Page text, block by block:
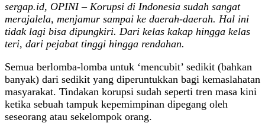
sergap.id, OPINI – Korupsi di Indonesia sudah sangat
merajalela, menjamur sampai ke daerah-daerah. Hal ini
tidak lagi bisa dipungkiri. Dari kelas kakap hingga kelas
teri, dari pejabat tinggi hingga rendahan.
Semua berlomba-lomba untuk ‘mencubit’ sedikit (bahkan
banyak) dari sedikit yang diperuntukkan bagi kemaslahatan
masyarakat. Tindakan korupsi sudah seperti tren masa kini
ketika sebuah tampuk kepemimpinan dipegang oleh
seseorang atau sekelompok orang.